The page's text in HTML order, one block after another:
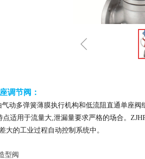
ꁆ
调节阀：
气动多弹簧薄膜执行机构和低流阻直通单座
适用于流量大,泄漏量要求严格的场合。
大的工业过程自动控制系统中。
型阀